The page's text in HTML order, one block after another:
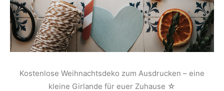
Kostenlose Weihnachtsdeko zum Ausdrucken – eine
kleine Girlande für euer Zuhause ☆